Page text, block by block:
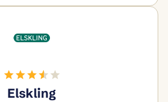
Elskling